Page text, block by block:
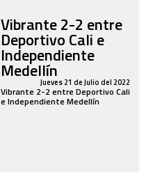
Vibrante 2-2 entre
Deportivo Cali e
Independiente
MedellínJueves 21 de Julio del 2022
Vibrante 2-2 entre Deportivo Cali
e Independiente Medellín